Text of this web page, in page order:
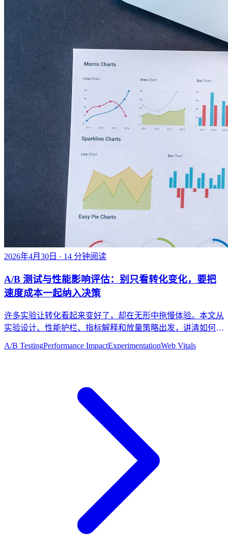
2026年4月30日 · 14 分钟阅读
A/B 测试与性能影响评估：别只看转化变化，要把
速度成本一起纳入决策
许多实验让转化看起来变好了，却在无形中拖慢体验。本文从
实验设计、性能护栏、指标解释和放量策略出发，讲清如何评
A/B TestingPerformance ImpactExperimentationWeb Vitals